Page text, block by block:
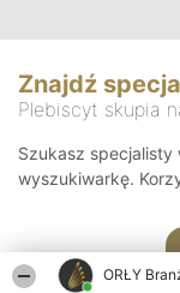
ORŁY
Znajdź
Plebiscyt skupia
Szukasz specjalisty
wyszukiwarkę.